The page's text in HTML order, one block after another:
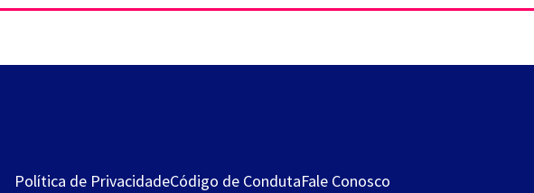
Política de PrivacidadeCódigo de CondutaFale Conosco